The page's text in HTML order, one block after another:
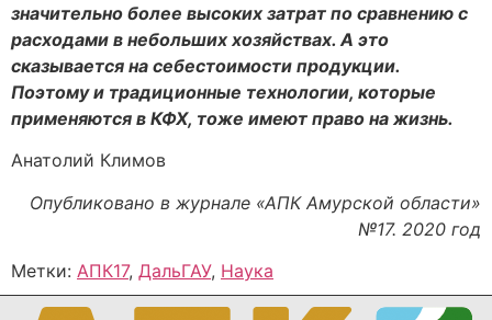
значительно более высоких затрат по сравнению с
расходами в небольших хозяйствах. А это
сказывается на себестоимости продукции.
Поэтому и традиционные технологии, которые
применяются в КФХ, тоже имеют право на жизнь.
Анатолий Климов
Опубликовано в журнале «АПК Амурской области»
№17. 2020 год
Метки: АПК17, ДальГАУ, Наука